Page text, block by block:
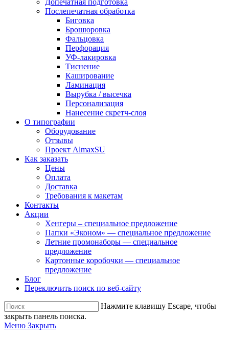
Допечатная подготовка
Послепечатная обработка
Биговка
Брошюровка
Фальцовка
Перфорация
УФ-лакировка
Тиснение
Каширование
Ламинация
Вырубка / высечка
Персонализация
Нанесение скретч-слоя
О типографии
Оборудование
Отзывы
Проект AlmaxSU
Как заказать
Цены
Оплата
Доставка
Требования к макетам
Контакты
Акции
Хенгеры – специальное предложение
Папки «Эконом» — специальное предложение
Летние промонаборы — специальное
предложение
Картонные коробочки — специальное
предложение
Блог
Переключить поиск по веб-сайту
Нажмите клавишу Escape, чтобы
закрыть панель поиска.
Меню Закрыть